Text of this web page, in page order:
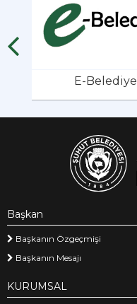
E-Belediye
Başkan
Başkanın Özgeçmişi
Başkanın Mesajı
KURUMSAL